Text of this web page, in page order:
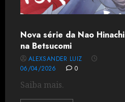
Nova série da Nao Hinachi
na Betsucomi
ALEXSANDER LUIZ
06/04/2026
0
Saiba mais.